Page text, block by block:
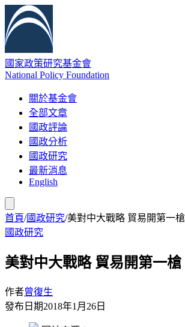
國家政策研究基金會
National Policy Foundation
關於基金會
全部文章
國政評論
國政分析
國政研究
最新消息
English
首頁/國政研究/美對中大戰略 貿易開第一槍
國政研究
美對中大戰略 貿易開第一槍
作者曾復生
發布日期2018年1月26日